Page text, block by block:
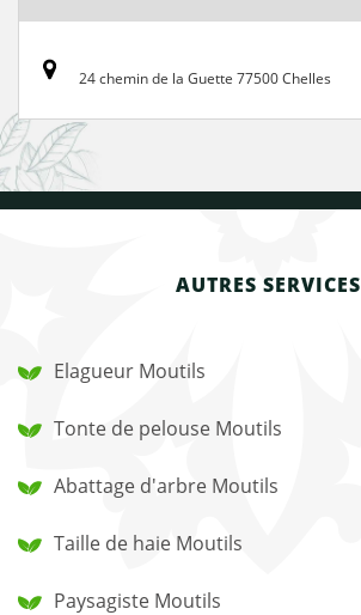
24 chemin de la Guette 77500 Chelles
AUTRES SERVICES
Elagueur Moutils
Tonte de pelouse Moutils
Abattage d'arbre Moutils
Taille de haie Moutils
Paysagiste Moutils